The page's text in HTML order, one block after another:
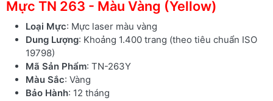
Mực TN 263 - Màu Vàng (Yellow)
Loại Mực: Mực laser màu vàng
Dung Lượng: Khoảng 1.400 trang (theo tiêu chuẩn ISO
19798)
Mã Sản Phẩm: TN-263Y
Màu Sắc: Vàng
Bảo Hành: 12 tháng